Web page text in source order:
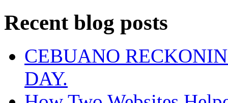
Recent blog posts
CEBUANO
DAY.